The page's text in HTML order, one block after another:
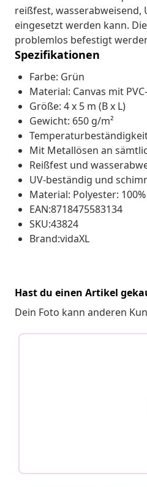
reißfest, wasserabweisend,
eingesetzt werden kann.
problemlos befestigt
Spezifikationen
Farbe: Grün
Material: Canvas mit
Größe: 4 x 5 m (B x L)
Gewicht: 650 g/m²
Mit Metallösen an
Reißfest und
UV-beständig und
Material: Polyester: 100%
EAN:8718475583134
SKU:43824
Brand:vidaXL
Hast du einen Artikel
Dein Foto kann anderen